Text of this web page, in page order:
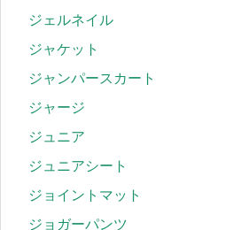
ジェルネイル
ジャケット
ジャンパースカート
ジャージ
ジュニア
ジュニアシート
ジョイントマット
ジョガーパンツ